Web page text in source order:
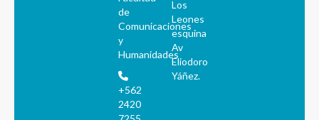
de
Comunicaciones
y
Humanidades
+562
2420
Los
Leones
esquina
Av
Eliodoro
Yáñez.